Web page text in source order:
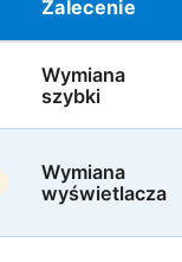
Zalecenie
Wymiana
szybki
Wymiana
wyświetlacza